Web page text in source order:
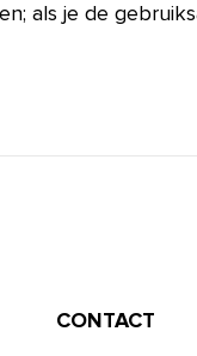
als je de
CONTACT